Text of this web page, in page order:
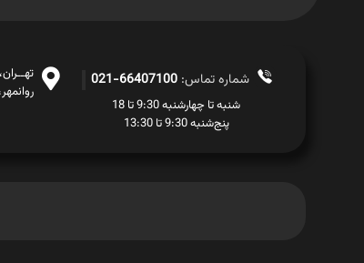
شماره تماس: 66407100-021
شنبه تا چهارشنبه 9:30 تا 18
پنج‌شنبه 9:30 تا 13:30
روانمهر،